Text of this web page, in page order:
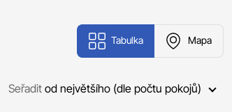
Tabulka Mapa
Seřadit od největšího (dle počtu pokojů)